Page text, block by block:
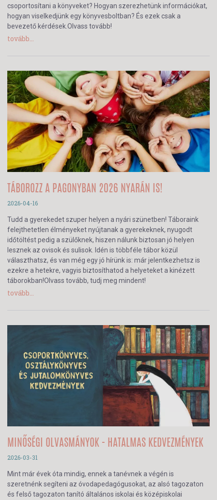
csoportosítani a könyveket? Hogyan szerezhetünk információkat,
hogyan viselkedjünk egy könyvesboltban? És ezek csak a
bevezető kérdések.Olvass tovább!
tovább...
TÁBOROZZ A PAGONYBAN 2026 NYARÁN IS!
2026-04-16
Tudd a gyerekedet szuper helyen a nyári szünetben! Táboraink
felejthetetlen élményeket nyújtanak a gyerekeknek, nyugodt
időtöltést pedig a szülőknek, hiszen nálunk biztosan jó helyen
lesznek az ovisok és sulisok. Idén is többféle tábor közül
választhatsz, és van még egy jó hírünk is: már jelentkezhetsz is
ezekre a hetekre, vagyis biztosíthatod a helyeteket a kinézett
táborokban!Olvass tovább, tudj meg mindent!
tovább...
MINŐSÉGI OLVASMÁNYOK - HATALMAS KEDVEZMÉNYEK
2026-03-31
Mint már évek óta mindig, ennek a tanévnek a végén is
szeretnénk segíteni az óvodapedagógusokat, az alsó tagozaton
és felső tagozaton tanító általános iskolai és középiskolai